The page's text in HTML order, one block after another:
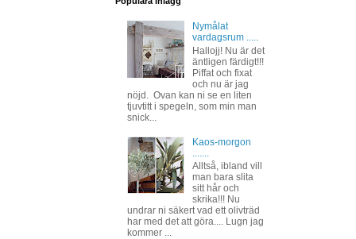
Nymålat
vardagsrum .....
Hallojj! Nu är det
äntligen färdigt!!!
Piffat och fixat
och nu är jag
nöjd. Ovan kan ni se en liten
tjuvtitt i spegeln, som min man
snick...
Kaos-morgon
Alltså, ibland vill
man bara slita
sitt hår och
skrika!!! Nu
undrar ni säkert vad ett olivträd
har med det att göra.... Lugn jag
kommer ...